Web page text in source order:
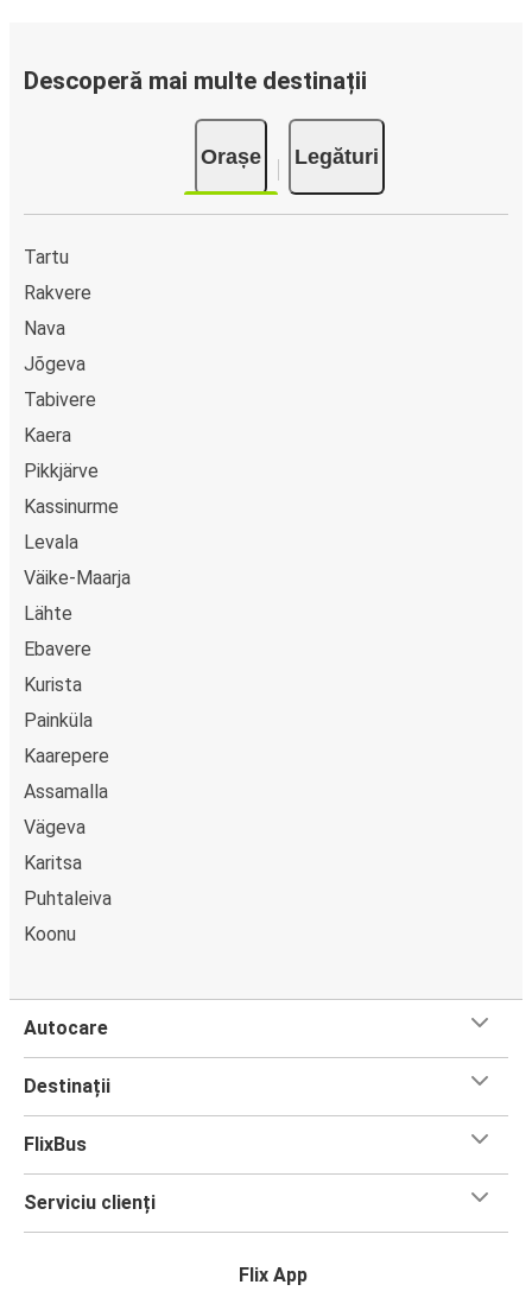
clicuri. La achiziționarea online a unui bilet dus sau întors
pe ruta Selli, poți alege între diferite metode sigure de
plată online, cum ar fi card de credit, PayPal, Google și
Apple Pay. Alternativ, poți plăti în numerar la bordul
autocarelor sau la unul din punctele de vânzare.
Descoperă mai multe destinații
Orașe Legături
Tartu
Rakvere
Nava
Jõgeva
Tabivere
Kaera
Pikkjärve
Kassinurme
Levala
Väike-Maarja
Lähte
Ebavere
Kurista
Painküla
Kaarepere
Assamalla
Vägeva
Karitsa
Puhtaleiva
Koonu
Autocare
Destinații
FlixBus
Serviciu clienți
Flix App